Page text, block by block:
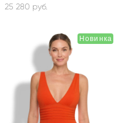
25 280 pуб.
Новинка